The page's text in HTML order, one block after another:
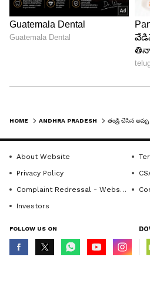
HOME ANDHRA PRADESH
About Website
Privacy Policy
Complaint Redressal - Website
Investors
FOLLOW US ON